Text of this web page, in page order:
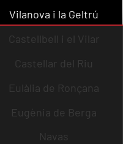
Vilanova i la Geltrú
Castellbell i el Vilar
Castellar del Riu
Eulàlia de Ronçana
Eugènia de Berga
Navas